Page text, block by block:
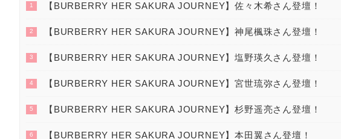
1 【BURBERRY HER SAKURA JOURNEY】佐々木希さん登壇！
2 【BURBERRY HER SAKURA JOURNEY】神尾楓珠さん登壇！
3 【BURBERRY HER SAKURA JOURNEY】塩野瑛久さん登壇！
4 【BURBERRY HER SAKURA JOURNEY】宮世琉弥さん登壇！
5 【BURBERRY HER SAKURA JOURNEY】杉野遥亮さん登壇！
6 【BURBERRY HER SAKURA JOURNEY】本田翼さん登壇！